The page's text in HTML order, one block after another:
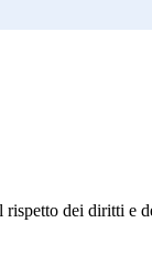
dei diritti e